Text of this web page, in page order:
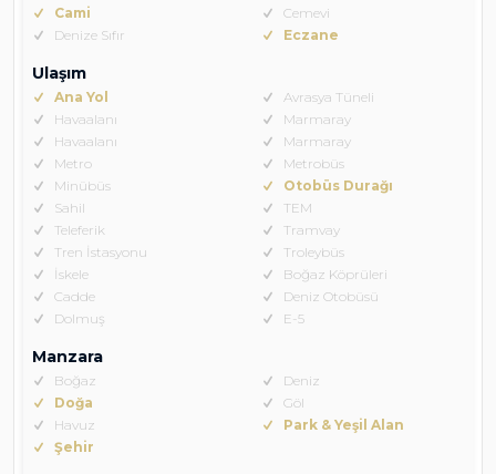
Cami
Cemevi
Denize Sıfır
Eczane
Ulaşım
Ana Yol
Avrasya Tüneli
Havaalanı
Marmaray
Havaalanı
Marmaray
Metro
Metrobüs
Minübüs
Otobüs Durağı
Sahil
TEM
Teleferik
Tramvay
Tren İstasyonu
Troleybüs
İskele
Boğaz Köprüleri
Cadde
Deniz Otobüsü
Dolmuş
E-5
Manzara
Boğaz
Deniz
Doğa
Göl
Havuz
Park & Yeşil Alan
Şehir